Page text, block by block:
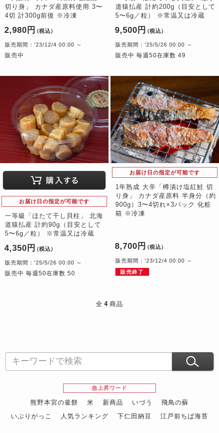
切り身」 カナダ産原料使用 3〜
4切 計300g前後 ※冷凍
2,980円 （税込）
販売期間：'23/12/4 00:00 ～
販売中
道猿払産 計約200g（目安として
5〜6g／粒） ※常温又は冷蔵
9,500円 （税込）
販売期間：'25/5/26 00:00 ～
販売中 毎週50在庫数 49
お届け日の指定が可能です
一等級「ほたて干し貝柱」 北海
道猿払産 計約90g（目安として
5〜6g／粒） ※常温又は冷蔵
4,350円 （税込）
販売期間：'25/5/26 00:00 ～
販売中 毎週50在庫数 50
お届け日の指定が可能です
1年熟成 大辛「樽漬け塩紅鮭 切
り身」 カナダ産原料 半身分（約
900g）3〜4切れ×3パック 化粧
箱 ※冷凍
8,700円 （税込）
販売期間：'23/12/4 00:00 ～
販売終了
全 4 商品
急上昇ワード
熊野本宮の釜餅 米 新商品 いづう
飛鳥の蘇
いぶりがっこ
人気ランキング 下仁田納豆
江戸前ちば海苔